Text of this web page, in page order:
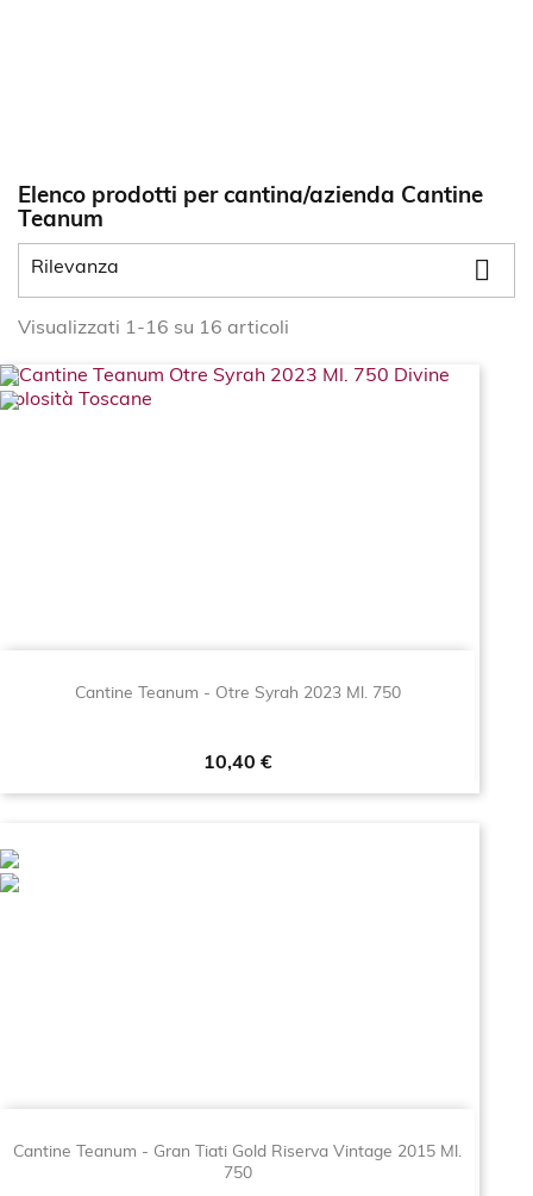
Elenco prodotti per cantina/azienda Cantine
Teanum
Rilevanza 
Visualizzati 1-16 su 16 articoli
Cantine Teanum - Otre Syrah 2023 Ml. 750
Prezzo
10,40 €
Cantine Teanum - Gran Tiati Gold Riserva Vintage 2015 Ml.
750